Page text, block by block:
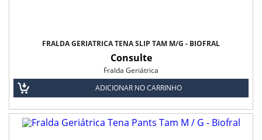
FRALDA GERIÁTRICA TENA SLIP TAM M/G - BIOFRAL
Consulte
Fralda Geriátrica
ADICIONAR NO CARRINHO